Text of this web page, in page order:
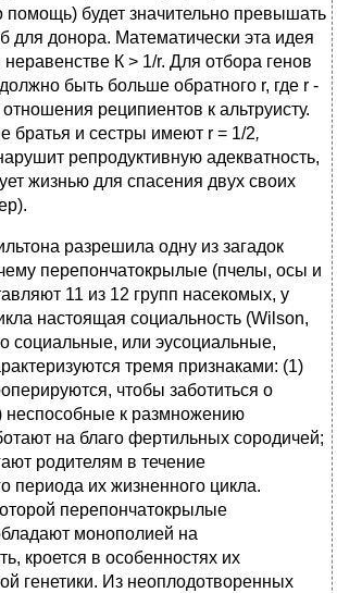
помощь) будет значительно превышать
для донора. Математически эта идея
К > 1/r. Для отбора генов
быть больше обратного r, где r -
реципиентов к альтруисту.
братья и сестры имеют r = 1/2,
репродуктивную адекватность,
жизнью для спасения двух своих
разрешила одну из загадок
перепончатокрылые (пчелы, осы и
11 из 12 групп насекомых, у
настоящая социальность (Wilson,
социальные, или эусоциальные,
тремя признаками: (1)
чтобы заботиться о
неспособные к размножению
на благо фертильных сородичей;
родителям в течение
периода их жизненного цикла.
перепончатокрылые
монополией на
кроется в особенностях их
генетики. Из неоплодотворенных